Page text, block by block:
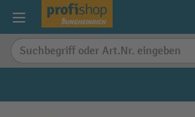
springen